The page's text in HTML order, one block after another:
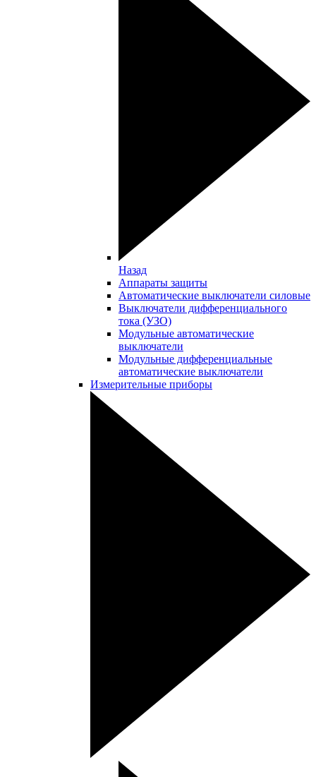
Назад
Аппараты защиты
Автоматические выключатели силовые
Выключатели дифференциального
тока (УЗО)
Модульные автоматические
выключатели
Модульные дифференциальные
автоматические выключатели
Измерительные приборы